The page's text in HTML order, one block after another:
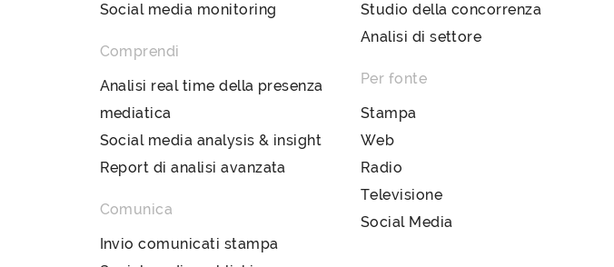
Social media monitoring
Comprendi
Analisi real time della presenza
mediatica
Social media analysis & insight
Report di analisi avanzata
Comunica
Invio comunicati stampa
Studio della concorrenza
Analisi di settore
Per fonte
Stampa
Web
Radio
Televisione
Social Media